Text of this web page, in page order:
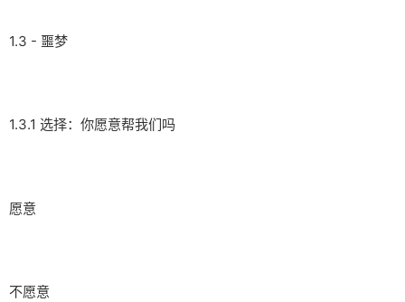
1.3 - 噩梦
1.3.1 选择：你愿意帮我们吗
愿意
不愿意